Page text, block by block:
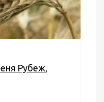
Рубеж,